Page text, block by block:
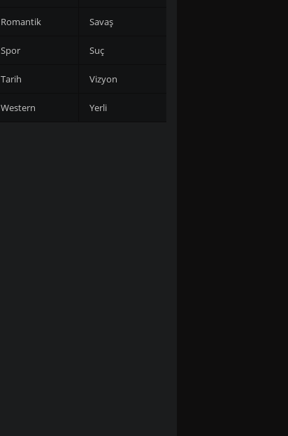
Romantik Savaş
Spor Suç
Tarih Vizyon
Western Yerli